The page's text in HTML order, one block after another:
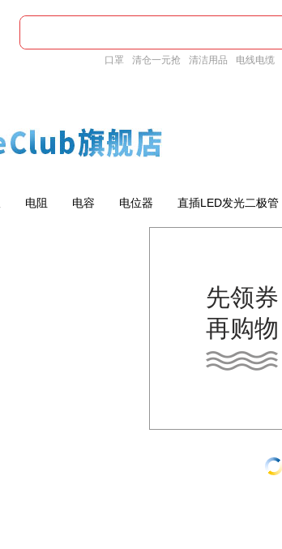
口罩 清仓一元抢 清洁用品 电线电缆
电阻 电容 电位器 直插LED发光二极管